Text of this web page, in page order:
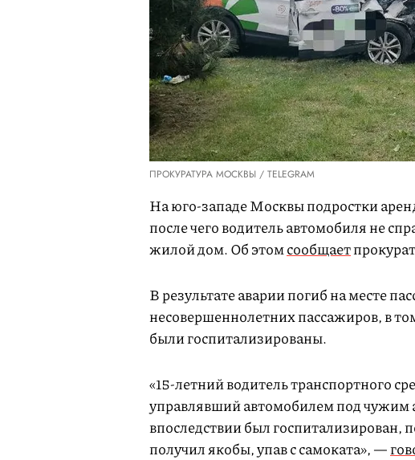
ПРОКУРАТУРА МОСКВЫ / TELEGRAM
На юго-западе Москвы подростки
после чего водитель автомобиля не
жилой дом. Об этомсообщает
В результате аварии погиб на месте
несовершеннолетних пассажиров, в
были госпитализированы.
«15-летний водитель транспортного
управлявший автомобилем под чужим
впоследствии был госпитализирован,
получил якобы, упав с самоката», —